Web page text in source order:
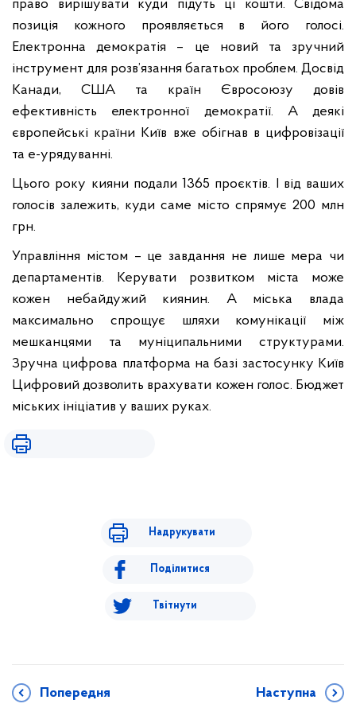
право вирішувати куди підуть ці кошти. Свідома
позиція кожного проявляється в його голосі.
Електронна демократія – це новий та зручний
інструмент для розв’язання багатьох проблем. Досвід
Канади, США та країн Євросоюзу довів
ефективність електронної демократії. А деякі
європейські країни Київ вже обігнав в цифровізації
та е-урядуванні.
Цього року кияни подали 1365 проєктів. І від ваших
голосів залежить, куди саме місто спрямує 200 млн
грн.
Управління містом – це завдання не лише мера чи
департаментів. Керувати розвитком міста може
кожен небайдужий киянин. А міська влада
максимально спрощує шляхи комунікації між
мешканцями та муніципальними структурами.
Зручна цифрова платформа на базі застосунку Київ
Цифровий дозволить врахувати кожен голос. Бюджет
міських ініціатив у ваших руках.
Надрукувати
Поділитися
Твітнути
Попередня Наступна